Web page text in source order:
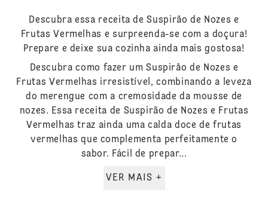
Descubra essa receita de Suspirão de Nozes e
Frutas Vermelhas e surpreenda-se com a doçura!
Prepare e deixe sua cozinha ainda mais gostosa!
Descubra como fazer um Suspirão de Nozes e
Frutas Vermelhas irresistível, combinando a leveza
do merengue com a cremosidade da mousse de
nozes. Essa receita de Suspirão de Nozes e Frutas
Vermelhas traz ainda uma calda doce de frutas
vermelhas que complementa perfeitamente o
sabor. Fácil de prepar...
VER MAIS +